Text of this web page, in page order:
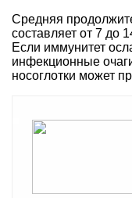
Средняя
составляет от 7 до
Если иммунитет
инфекционные
носоглотки может